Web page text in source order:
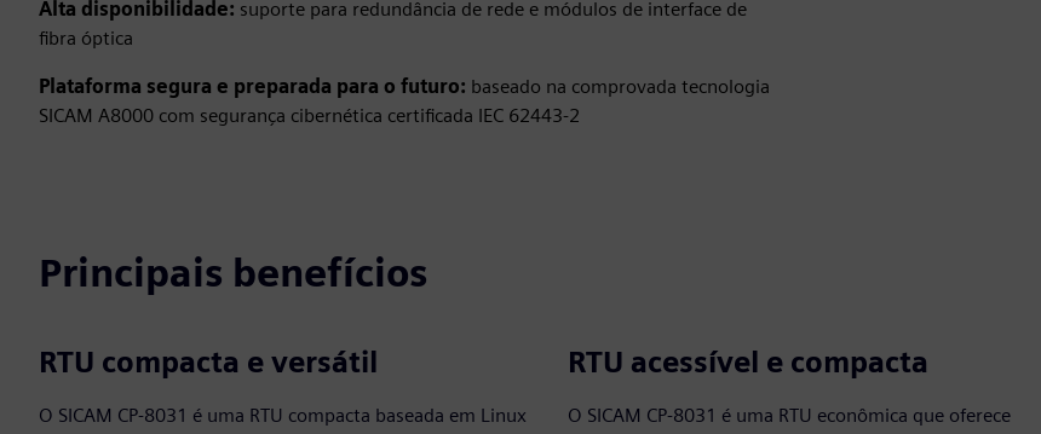
Alta disponibilidade: suporte para redundância de rede e módulos de interface de
fibra óptica
Plataforma segura e preparada para o futuro: baseado na comprovada tecnologia
SICAM A8000 com segurança cibernética certificada IEC 62443-2
Principais benefícios
RTU compacta e versátil
O SICAM CP‑8031 é uma RTU compacta baseada em Linux
RTU acessível e compacta
O SICAM CP-8031 é uma RTU econômica que oferece